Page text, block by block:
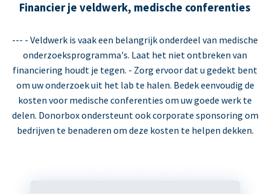
Financier je veldwerk, medische conferenties
--- - Veldwerk is vaak een belangrijk onderdeel van medische
onderzoeksprogramma's. Laat het niet ontbreken van
financiering houdt je tegen. - Zorg ervoor dat u gedekt bent
om uw onderzoek uit het lab te halen. Bedek eenvoudig de
kosten voor medische conferenties om uw goede werk te
delen. Donorbox ondersteunt ook corporate sponsoring om
bedrijven te benaderen om deze kosten te helpen dekken.